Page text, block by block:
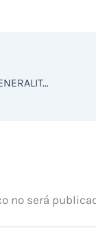
EL SERVICIO DE VIDA SILVESTRE DE LA GENERALITAT VALENCIANA INFORMA EN CONTRA DE RESTABLECER LA CAZA NOCTURNA EN LOS HUMEDALES SUDALICANTINOS
no será